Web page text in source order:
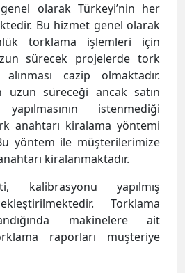
olarak Türkeyi’nin her
Bu hizmet genel olarak
torklama işlemleri için
sürecek projelerde tork
alınması cazip olmaktadır.
uzun süreceği ancak satın
istenmediği
anahtarı kiralama yöntemi
yöntem ile müşterilerimize
kiralanmaktadır.
kalibrasyonu yapılmış
Torklama
makinelere ait
raporları müşteriye